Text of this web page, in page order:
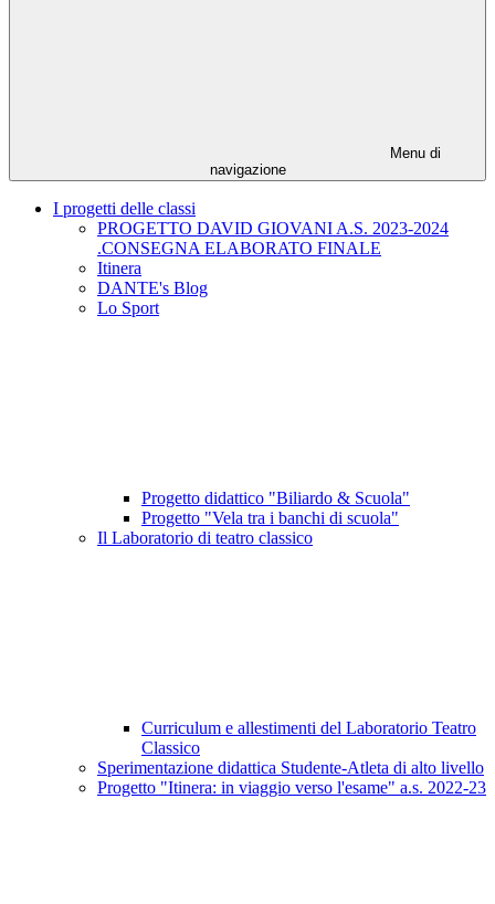
Menu di
navigazione
I progetti delle classi
PROGETTO DAVID GIOVANI A.S. 2023-2024
.CONSEGNA ELABORATO FINALE
Itinera
DANTE's Blog
Lo Sport
Progetto didattico "Biliardo & Scuola"
Progetto "Vela tra i banchi di scuola"
Il Laboratorio di teatro classico
Curriculum e allestimenti del Laboratorio Teatro
Classico
Sperimentazione didattica Studente-Atleta di alto livello
Progetto "Itinera: in viaggio verso l'esame" a.s. 2022-23